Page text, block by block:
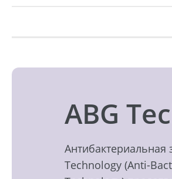
ABG
Антибактериальная
Technology (Anti-